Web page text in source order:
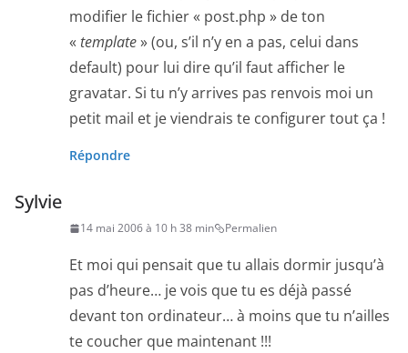
modifier le fichier « post.php » de ton
« template» (ou, s’il n’y en a pas, celui dans
default) pour lui dire qu’il faut afficher le
gravatar. Si tu n’y arrives pas renvois moi un
petit mail et je viendrais te configurer tout ça !
Répondre
Sylvie
14 mai 2006 à 10 h 38 min Permalien
Et moi qui pensait que tu allais dormir jusqu’à
pas d’heure… je vois que tu es déjà passé
devant ton ordinateur… à moins que tu n’ailles
te coucher que maintenant !!!